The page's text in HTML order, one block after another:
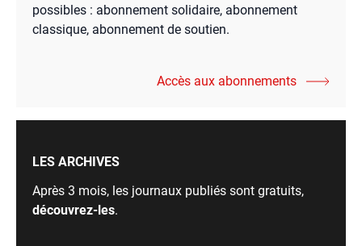
possibles : abonnement solidaire, abonnement
classique, abonnement de soutien.
Accès aux abonnements
LES ARCHIVES
Après 3 mois, les journaux publiés sont gratuits,
découvrez-les.